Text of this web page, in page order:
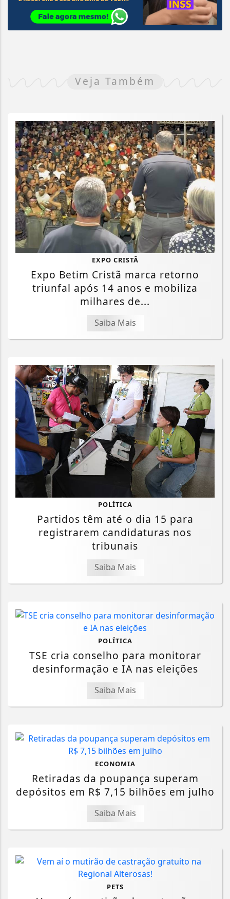
Veja Também
EXPO CRISTÃ
Expo Betim Cristã marca retorno
triunfal após 14 anos e mobiliza
milhares de...
Saiba Mais
POLÍTICA
Partidos têm até o dia 15 para
registrarem candidaturas nos
tribunais
Saiba Mais
POLÍTICA
TSE cria conselho para monitorar
desinformação e IA nas eleições
Saiba Mais
ECONOMIA
Retiradas da poupança superam
depósitos em R$ 7,15 bilhões em julho
Saiba Mais
PETS